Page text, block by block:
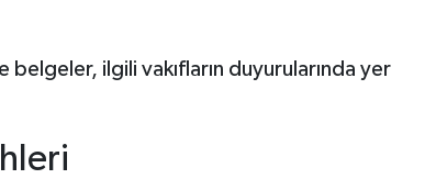
ilgili vakıfların duyurularında yer